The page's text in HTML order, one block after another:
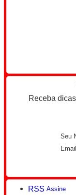
Receba
Seu
RSS Assine